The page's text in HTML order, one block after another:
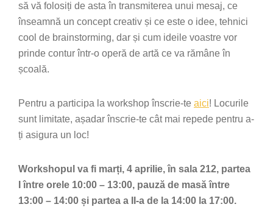
să vă folosiți de asta în transmiterea unui mesaj, ce
înseamnă un concept creativ și ce este o idee, tehnici
cool de brainstorming, dar și cum ideile voastre vor
prinde contur într-o operă de artă ce va rămâne în
școală.
Pentru a participa la workshop înscrie-te aici! Locurile
sunt limitate, așadar înscrie-te cât mai repede pentru a-
ți asigura un loc!
Workshopul va fi marți, 4 aprilie, în sala 212, partea
I între orele 10:00 – 13:00, pauză de masă între
13:00 – 14:00 și partea a II-a de la 14:00 la 17:00.